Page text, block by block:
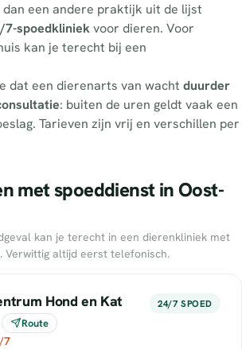
een andere praktijk uit de lijst
7-spoedkliniekvoor dieren. Voor
kan je terecht bij een
dat een dierenarts van wacht duurder
: buiten de uren geldt vaak een
Tarieven zijn vrij en verschillen per
met spoeddienst in Oost-
kan je terecht in een dierenkliniek met
Verwittig altijd eerst telefonisch.
Hond en Kat 24/7 SPOED
Route
7